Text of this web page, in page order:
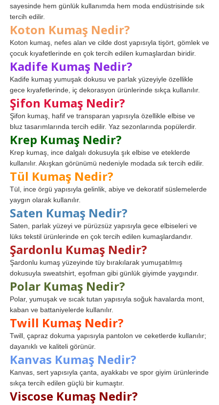
sayesinde hem günlük kullanımda hem moda endüstrisinde sık
tercih edilir.
Koton Kumaş Nedir?
Koton kumaş, nefes alan ve cilde dost yapısıyla tişört, gömlek ve
çocuk kıyafetlerinde en çok tercih edilen kumaşlardan biridir.
Kadife Kumaş Nedir?
Kadife kumaş yumuşak dokusu ve parlak yüzeyiyle özellikle
gece kıyafetlerinde, iç dekorasyon ürünlerinde sıkça kullanılır.
Şifon Kumaş Nedir?
Şifon kumaş, hafif ve transparan yapısıyla özellikle elbise ve
bluz tasarımlarında tercih edilir. Yaz sezonlarında popülerdir.
Krep Kumaş Nedir?
Krep kumaş, ince dalgalı dokusuyla şık elbise ve eteklerde
kullanılır. Akışkan görünümü nedeniyle modada sık tercih edilir.
Tül Kumaş Nedir?
Tül, ince örgü yapısıyla gelinlik, abiye ve dekoratif süslemelerde
yaygın olarak kullanılır.
Saten Kumaş Nedir?
Saten, parlak yüzeyi ve pürüzsüz yapısıyla gece elbiseleri ve
lüks tekstil ürünlerinde en çok tercih edilen kumaşlardandır.
Şardonlu Kumaş Nedir?
Şardonlu kumaş yüzeyinde tüy bırakılarak yumuşatılmış
dokusuyla sweatshirt, eşofman gibi günlük giyimde yaygındır.
Polar Kumaş Nedir?
Polar, yumuşak ve sıcak tutan yapısıyla soğuk havalarda mont,
kaban ve battaniyelerde kullanılır.
Twill Kumaş Nedir?
Twill, çapraz dokuma yapısıyla pantolon ve ceketlerde kullanılır;
dayanıklı ve kaliteli görünür.
Kanvas Kumaş Nedir?
Kanvas, sert yapısıyla çanta, ayakkabı ve spor giyim ürünlerinde
sıkça tercih edilen güçlü bir kumaştır.
Viscose Kumaş Nedir?